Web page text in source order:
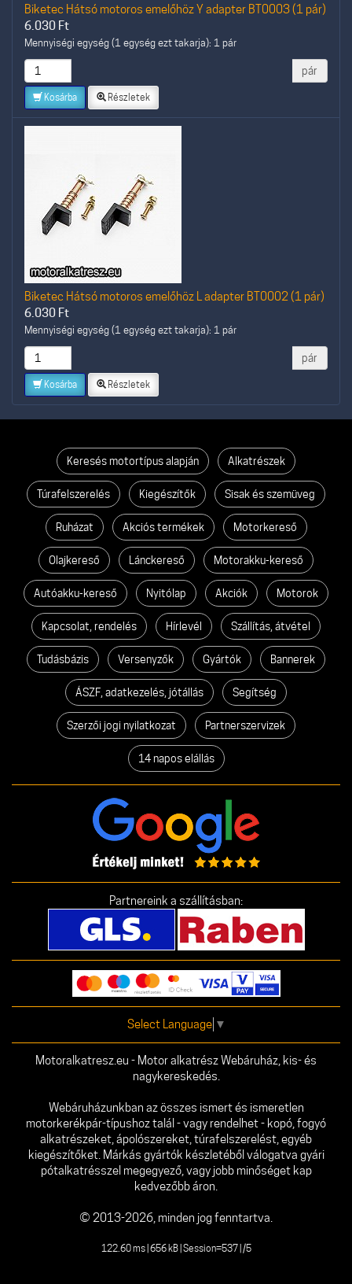
Biketec Hátsó motoros emelőhöz Y adapter BT0003 (1 pár)
6.030 Ft
Mennyiségi egység (1 egység ezt takarja): 1 pár
pár
Kosárba Részletek
Biketec Hátsó motoros emelőhöz L adapter BT0002 (1 pár)
6.030 Ft
Mennyiségi egység (1 egység ezt takarja): 1 pár
pár
Kosárba Részletek
Keresés motortípus alapján Alkatrészek
Túrafelszerelés Kiegészítők Sisak és szemüveg
Ruházat Akciós termékek Motorkereső
Olajkereső Lánckereső Motorakku-kereső
Autóakku-kereső Nyitólap Akciók Motorok
Kapcsolat, rendelés Hírlevél Szállítás, átvétel
Tudásbázis Versenyzők Gyártók Bannerek
ÁSZF, adatkezelés, jótállás Segítség
Szerzői jogi nyilatkozat Partnerszervizek
14 napos elállás
Partnereink a szállításban:
Select Language ▼
Motoralkatresz.eu - Motor alkatrész Webáruház, kis- és
nagykereskedés.
Webáruházunkban az összes ismert és ismeretlen
motorkerékpár-típushoz talál - vagy rendelhet - kopó, fogyó
alkatrészeket, ápolószereket, túrafelszerelést, egyéb
kiegészítőket. Márkás gyártók készletéből válogatva gyári
pótalkatrésszel megegyező, vagy jobb minőséget kap
kedvezőbb áron.
© 2013-2026, minden jog fenntartva.
122.60 ms | 656 kB | Session=537 | /5